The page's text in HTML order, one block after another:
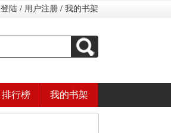
登陆 / 用户注册 / 我的书架
排行榜 我的书架